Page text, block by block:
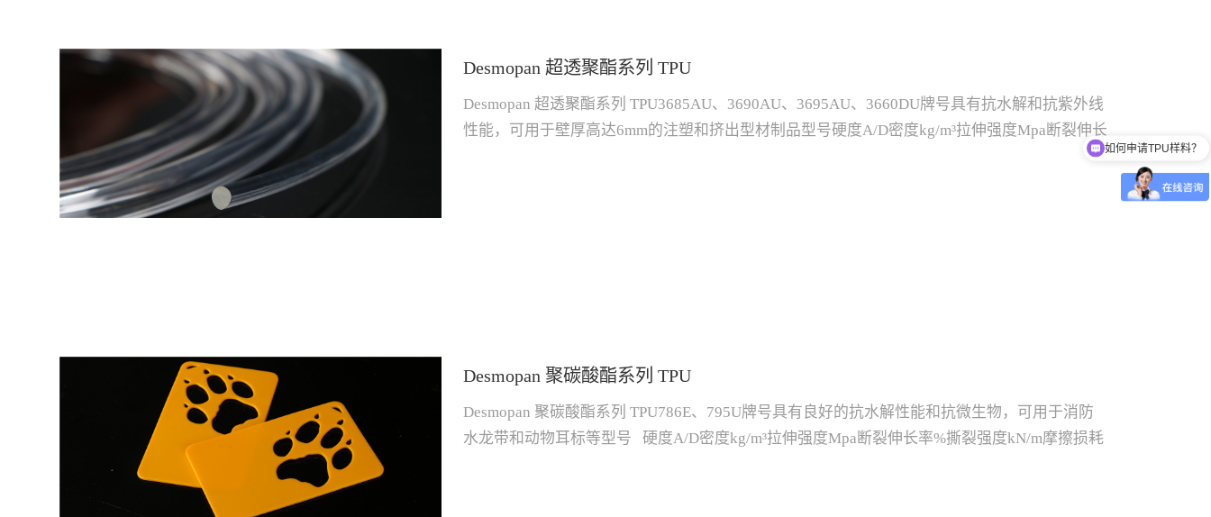
Desmopan 超透聚酯系列 TPU
Desmopan 超透聚酯系列 TPU3685AU、3690AU、3695AU、3660DU牌号具有抗水解和抗紫外线
性能，可用于壁厚高达6mm的注塑和挤出型材制品型号硬度A/D密度kg/m³拉伸强度Mpa断裂伸长
Desmopan 聚碳酸酯系列 TPU
Desmopan 聚碳酸酯系列 TPU786E、795U牌号具有良好的抗水解性能和抗微生物，可用于消防
水龙带和动物耳标等型号 硬度A/D密度kg/m³拉伸强度Mpa断裂伸长率%撕裂强度kN/m摩擦损耗
如何申请TPU样料？